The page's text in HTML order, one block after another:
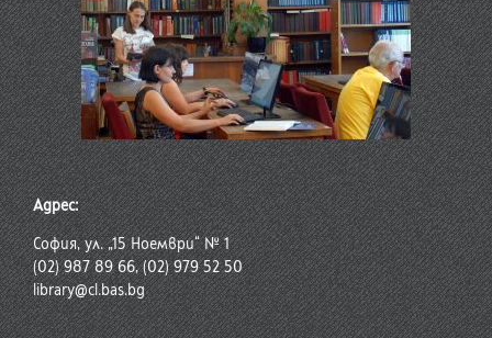
Адрес:
София, ул. „15 Ноември“ № 1
(02) 987 89 66, (02) 979 52 50
library@cl.bas.bg